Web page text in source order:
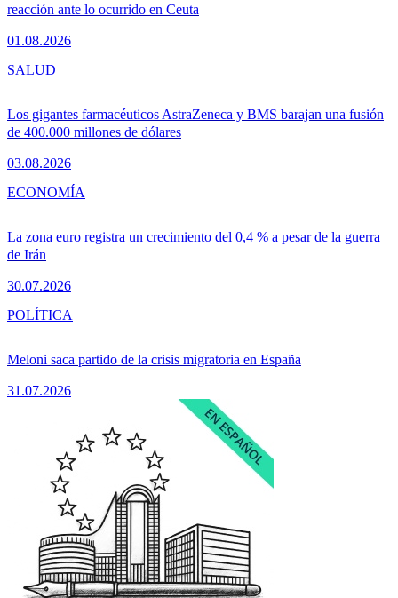
reacción ante lo ocurrido en Ceuta
01.08.2026
Los gigantes farmacéuticos AstraZeneca y BMS barajan una fusión
de 400.000 millones de dólares
03.08.2026
SALUD
La zona euro registra un crecimiento del 0,4 % a pesar de la guerra
de Irán
30.07.2026
ECONOMÍA
Meloni saca partido de la crisis migratoria en España
31.07.2026
POLÍTICA